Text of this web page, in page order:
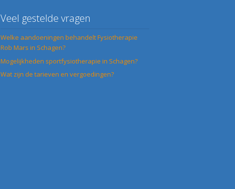
Veel gestelde vragen
Welke aandoeningen behandelt Fysiotherapie
Rob Mars in Schagen?
Mogelijkheden sportfysiotherapie in Schagen?
Wat zijn de tarieven en vergoedingen?